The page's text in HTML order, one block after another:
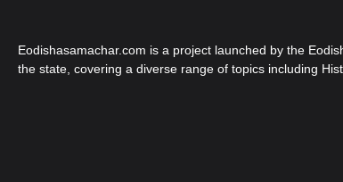
Eodishasamachar.com is a project launched by the
the state, covering a diverse range of topics including